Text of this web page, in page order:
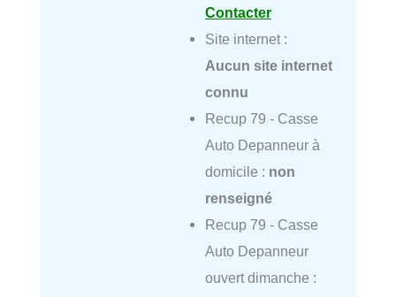
Contacter
Site internet :
Aucun site internet
connu
Recup 79 - Casse
Auto Depanneur à
domicile : non
renseigné
Recup 79 - Casse
Auto Depanneur
ouvert dimanche :